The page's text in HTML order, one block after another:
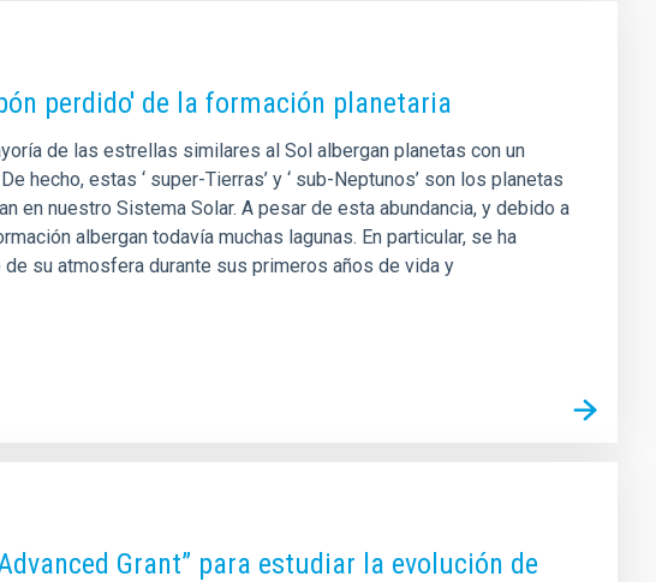
perdido' de la formación planetaria
de las estrellas similares al Sol albergan planetas con un
hecho, estas ‘ super-Tierras’ y ‘ sub-Neptunos’ son los planetas
en nuestro Sistema Solar. A pesar de esta abundancia, y debido a
albergan todavía muchas lagunas. En particular, se ha
su atmosfera durante sus primeros años de vida y
Grant” para estudiar la evolución de